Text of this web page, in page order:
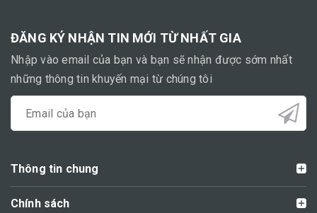
ĐĂNG KÝ NHẬN TIN MỚI TỪ NHẤT GIA
Nhập vào email của bạn và bạn sẽ nhận được sớm nhất
những thông tin khuyến mại từ chúng tôi
Thông tin chung
Chính sách